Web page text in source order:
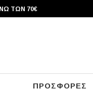
ΤΩΝ 70€
ΠΡΟΣΦΟΡΕΣ